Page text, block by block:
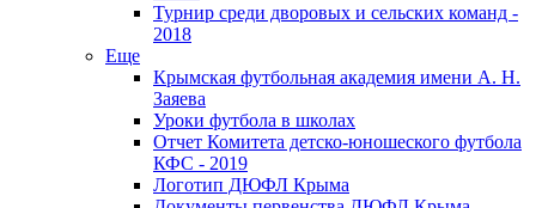
Турнир среди дворовых и сельских команд -
2018
Еще
Крымская футбольная академия имени А. Н.
Заяева
Уроки футбола в школах
Отчет Комитета детско-юношеского футбола
КФС - 2019
Логотип ДЮФЛ Крыма